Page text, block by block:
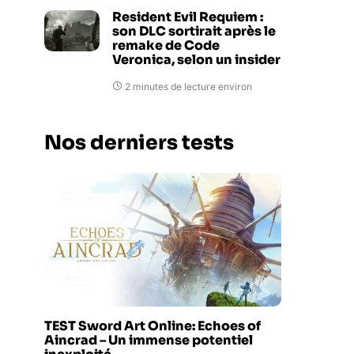
Resident Evil Requiem :
son DLC sortirait après le
remake de Code
Veronica, selon un insider
2 minutes de lecture environ
Nos derniers tests
TEST Sword Art Online: Echoes of
Aincrad – Un immense potentiel